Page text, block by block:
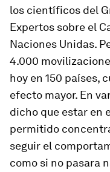
los científicos del
Expertos sobre el
Naciones Unidas.
4.000
hoy en 150 países,
efecto mayor. En
dicho que estar en
permitido
seguir el
como si no pasara